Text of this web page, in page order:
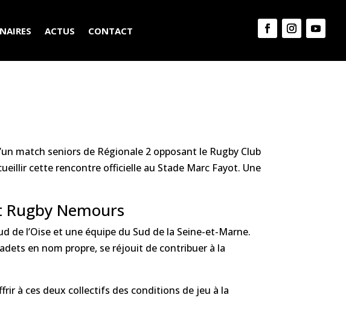
ACTUS CONTACT
match seniors de Régionale 2 opposant le Rugby Club
cette rencontre officielle au Stade Marc Fayot. Une
Nemours
l’Oise et une équipe du Sud de la Seine-et-Marne.
en nom propre, se réjouit de contribuer à la
à ces deux collectifs des conditions de jeu à la